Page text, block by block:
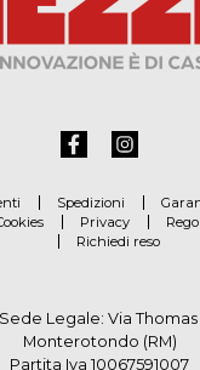
Spedizioni
Privacy
Richiedi reso
Legale: Via
Monterotondo (RM)
Partita Iva 10067591007